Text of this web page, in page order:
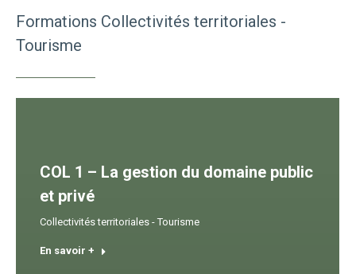
Formations Collectivités territoriales -
Tourisme
COL 1 – La gestion du domaine public
et privé
Collectivités territoriales - Tourisme
En savoir +